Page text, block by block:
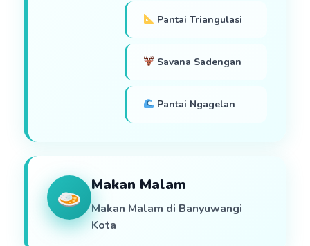
Pantai Triangulasi
Savana Sadengan
Pantai Ngagelan
Makan Malam
Makan Malam di Banyuwangi
Kota